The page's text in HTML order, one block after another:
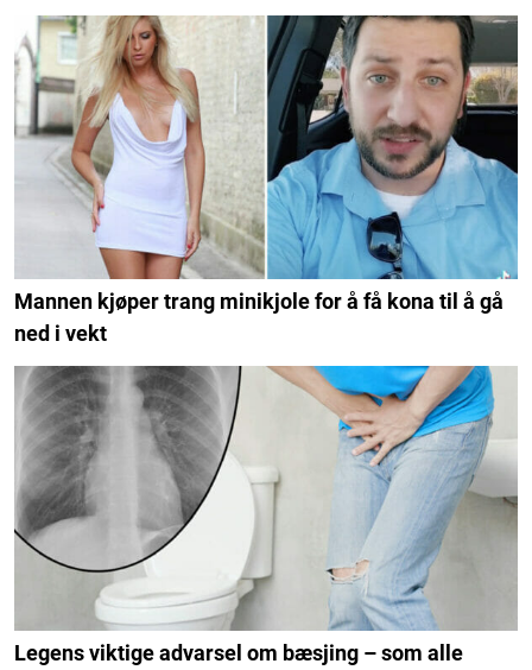
Mannen kjøper trang minikjole for å få kona til å gå
ned i vekt
Legens viktige advarsel om bæsjing – som alle